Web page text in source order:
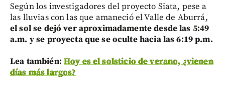
Según los investigadores del proyecto Siata, pese a
las lluvias con las que amaneció el Valle de Aburrá,
el sol se dejó ver aproximadamente desde las 5:49
a.m. y se proyecta que se oculte hacia las 6:19 p.m.
Lea también: Hoy es el solsticio de verano, ¿vienen
días más largos?